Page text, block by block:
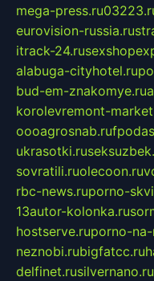
mega-press.ru
eurovision-russia.ru
itrack-24.ru
alabuga-cityhotel.ru
bud-em-znakomye.ru
korolevremont-
oooagrosnab.ru
ukrasotki.ru
sovratili.ruolecoon.ru
rbc-news.ruporno-
13autor-kolonka.ru
hostserve.ruporno-
neznobi.rubigfatcc.ru
delfinet.rusilvernano.ru